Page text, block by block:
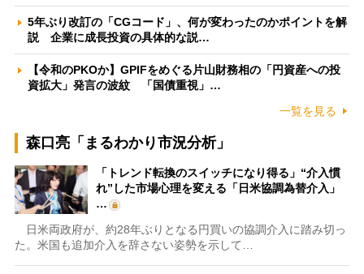
5年ぶり改訂の「CGコード」、何が変わったのかポイントを解
説 企業に成長投資の具体的な説…
【令和のPKOか】GPIFをめぐる片山財務相の「円資産への投
資拡大」発言の波紋 「国債重視」…
一覧を見る
森口亮「まるわかり市況分析」
「トレンド転換のスイッチになり得る」“介入慣
れ”した市場心理を変える「日米協調為替介入」
…
日米両政府が、約28年ぶりとなる円買いの協調介入に踏み切っ
た。米国も追加介入を辞さない姿勢を示して…